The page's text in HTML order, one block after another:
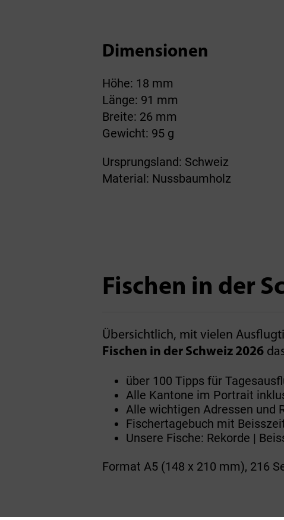
Dimensionen
Höhe: 18 mm
Länge: 91 mm
Breite: 26 mm
Gewicht: 95 g
Ursprungsland: Schweiz
Material: Nussbaumholz
Fischen in der
Übersichtlich­, mit vielen
Fischen in der Schweiz 2026
über 100 Tipps für
Alle Kantone im Portrait
Alle wichtigen Adressen und
Fischertagebuch mit
Unsere Fische: Rekorde |
Format A5 (148 x 210 mm), 216